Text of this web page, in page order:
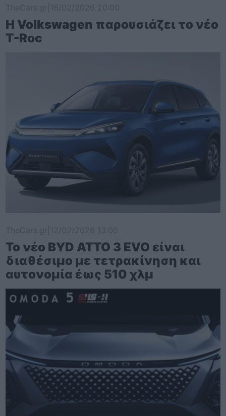
Η Volkswagen παρουσιάζει το νέο
T-Roc
Το νέο BYD ATTO 3 EVO είναι
διαθέσιμο με τετρακίνηση και
αυτονομία έως 510 χλμ